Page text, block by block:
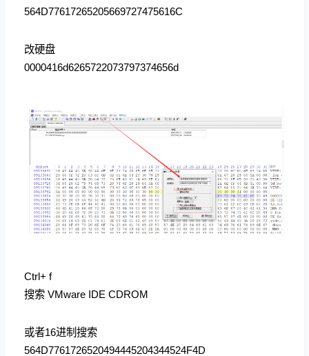
564D77617265205669727475616C
改硬盘
0000416d6265722073797374656d
Ctrl+ f
搜索 VMware IDE CDROM
或者16进制搜索
564D7761726520494445204344524F4D